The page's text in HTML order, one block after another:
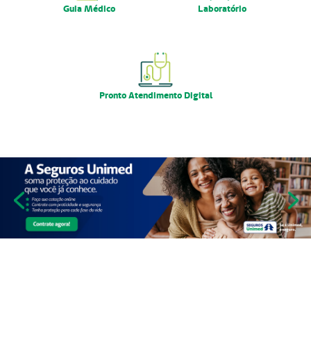
Guia Médico Laboratório
Pronto Atendimento Digital